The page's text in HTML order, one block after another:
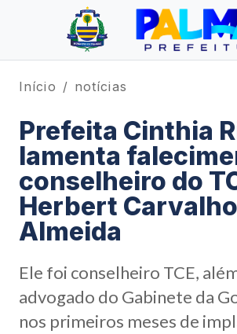
Início notícias
Prefeita Cinthia
lamenta
conselheiro do
Herbert
Almeida
Ele foi conselheiro TCE,
advogado do Gabinete da
nos primeiros meses de